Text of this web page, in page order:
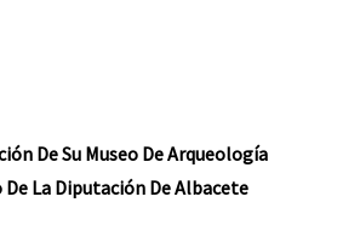
De Su Museo De Arqueología
La Diputación De Albacete